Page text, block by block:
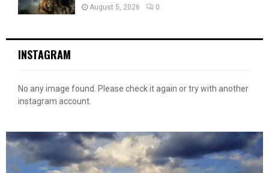
August 5, 2026 0
INSTAGRAM
No any image found. Please check it again or try with another
instagram account.